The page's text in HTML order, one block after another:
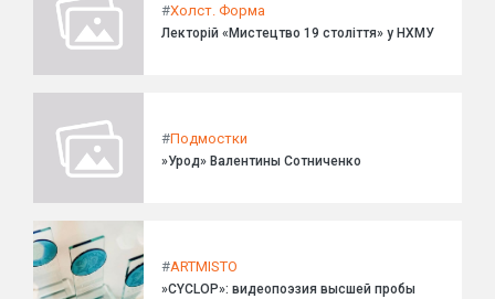
#Холст. Форма
Лекторій «Мистецтво 19 століття» у НХМУ
#Подмостки
»Урод» Валентины Сотниченко
#ARTMISTO
»CYCLOP»: видеопоэзия высшей пробы